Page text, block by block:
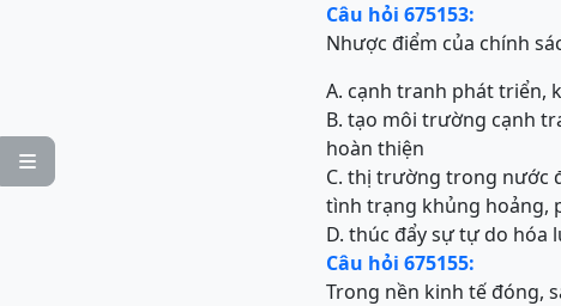

Câu hỏi 675153:
Nhược điểm của chính
A. cạnh tranh phát triển,
B. tạo môi trường cạnh
hoàn thiện
C. thị trường trong nước
tình trạng khủng hoảng,
D. thúc đẩy sự tự do hóa
Câu hỏi 675155:
Trong nền kinh tế đóng,